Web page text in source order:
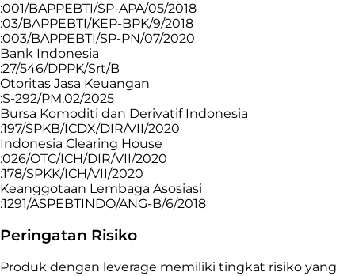
:001/BAPPEBTI/SP-APA/05/2018
:03/BAPPEBTI/KEP-BPK/9/2018
:003/BAPPEBTI/SP-PN/07/2020
Bank Indonesia
:27/546/DPPK/Srt/B
Otoritas Jasa Keuangan
:S-292/PM.02/2025
Bursa Komoditi dan Derivatif Indonesia
:197/SPKB/ICDX/DIR/VII/2020
Indonesia Clearing House
:026/OTC/ICH/DIR/VII/2020
:178/SPKK/ICH/VII/2020
Keanggotaan Lembaga Asosiasi
:1291/ASPEBTINDO/ANG-B/6/2018
Peringatan Risiko
Produk dengan leverage memiliki tingkat risiko yang